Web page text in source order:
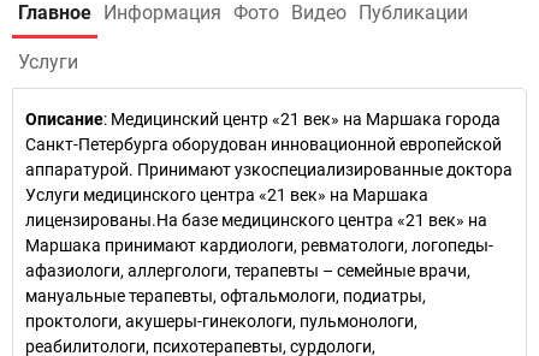
Главное Информация Фото Видео Публикации
Услуги
Описание: Медицинский центр «21 век» на Маршака города
Санкт-Петербурга оборудован инновационной европейской
аппаратурой. Принимают узкоспециализированные доктора
Услуги медицинского центра «21 век» на Маршака
лицензированы.На базе медицинского центра «21 век» на
Маршака принимают кардиологи, ревматологи, логопеды-
афазиологи, аллергологи, терапевты – семейные врачи,
мануальные терапевты, офтальмологи, подиатры,
проктологи, акушеры-гинекологи, пульмонологи,
реабилитологи, психотерапевты, сурдологи,